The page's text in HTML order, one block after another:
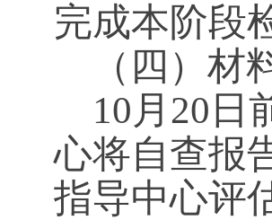
完成本阶段
（四）材
10 月20日
心将自查报
指导中心评